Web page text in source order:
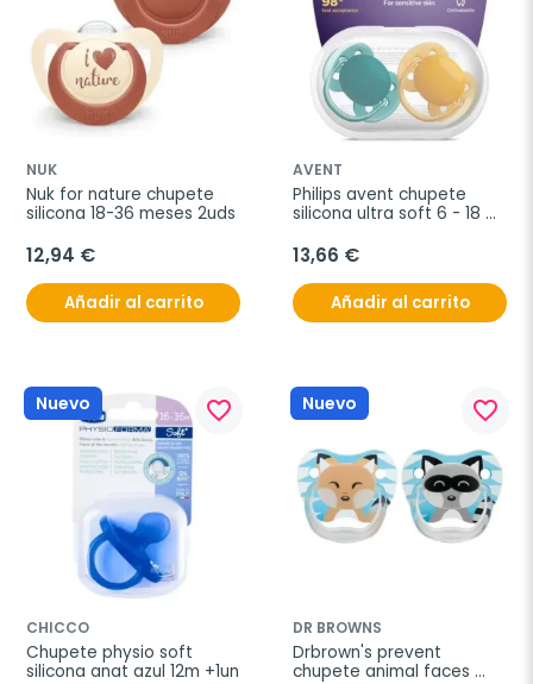
NUK
Nuk for nature chupete
silicona 18-36 meses 2uds
12,94 €
Añadir al carrito
AVENT
Philips avent chupete
silicona ultra soft 6 - 18
13,66 €
Añadir al carrito
Nuevo favorite_border
CHICCO
Chupete physio soft
silicona anat azul 12m +1un
Nuevo favorite_border
DR BROWNS
Drbrown's prevent
chupete animal faces